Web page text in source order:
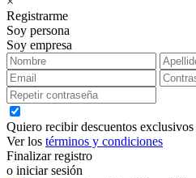
Registrarme
Soy persona
Soy empresa
Quiero recibir descuentos
Ver los términos y condiciones
Finalizar registro
o iniciar sesión